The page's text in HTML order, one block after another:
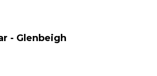
- Glenbeigh